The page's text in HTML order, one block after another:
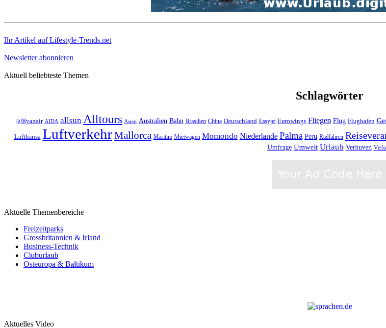
Ihr Artikel auf Lifestyle-Trends.net
Newsletter abonnieren
Aktuell beliebteste Themen
Schlagwörter
@Ryanair AIDA allsun Alltours Asien Australien Bahn Brasilien China Deutschland Easyjet Eurowings Fliegen Flug Flughafen
Lufthansa LuftverkehrMallorca Maritim Mietwagen Momondo Niederlande Palma Peru Radfahren
Umfrage Umwelt Urlaub Verhuven
Aktuelle Themenbereiche
Freizeitparks
Grossbritannien & Irland
Business-Technik
Cluburlaub
Osteuropa & Baltikum
Aktuelles Video